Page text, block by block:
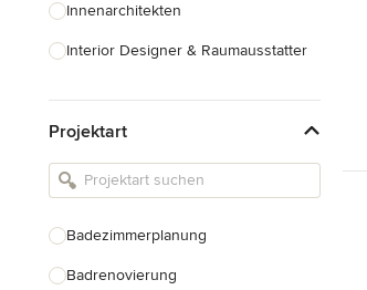
Innenarchitekten
Interior Designer & Raumausstatter
Landschaftsarchitekten
Armaturen & Sanitärbedarf
Einbauschränke
Projektart
Badezimmerplanung
Badrenovierung